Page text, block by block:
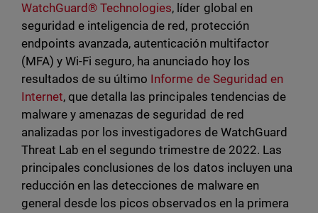
WatchGuard® Technologies, líder global en
seguridad e inteligencia de red, protección
endpoints avanzada, autenticación multifactor
(MFA) y Wi-Fi seguro, ha anunciado hoy los
resultados de su último Informe de Seguridad en
Internet, que detalla las principales tendencias de
malware y amenazas de seguridad de red
analizadas por los investigadores de WatchGuard
Threat Lab en el segundo trimestre de 2022. Las
principales conclusiones de los datos incluyen una
reducción en las detecciones de malware en
general desde los picos observados en la primera